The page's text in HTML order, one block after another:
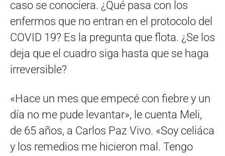
caso se conociera. ¿Qué pasa con los
enfermos que no entran en el protocolo del
COVID 19? Es la pregunta que flota. ¿Se los
deja que el cuadro siga hasta que se haga
irreversible?
«Hace un mes que empecé con fiebre y un
día no me pude levantar», le cuenta Meli,
de 65 años, a Carlos Paz Vivo. «Soy celiáca
y los remedios me hicieron mal. Tengo